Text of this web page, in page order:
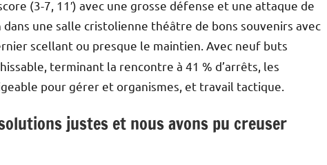
(3-7, 11′) avec une grosse défense et une attaque de
une salle cristolienne théâtre de bons souvenirs avec
scellant ou presque le maintien. Avec neuf buts
terminant la rencontre à 41 % d’arrêts, les
pour gérer et organismes, et travail tactique.
justes et nous avons pu creuser